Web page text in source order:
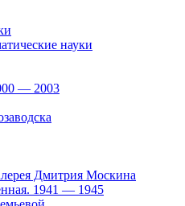
науки
— 2003
Дмитрия Москина
1941 — 1945